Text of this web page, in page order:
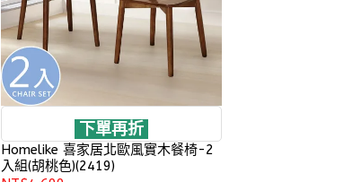
下單再折
Homelike 喜家居北歐風實木餐椅-2
入組(胡桃色)(2419)